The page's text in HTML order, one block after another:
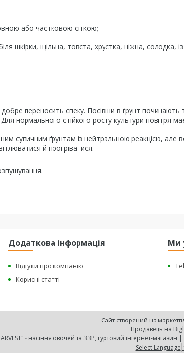
або частковою сіткою;
шкірки, щільна, товста, хрустка, ніжна, солодка,
переносить спеку. Посівши в ґрунт починають
нормального стійкого росту культури повітря
супичним ґрунтам із нейтральною реакцією, але
й прогріватися.
Додаткова інформація
Відгуки про компанію
Корисні статті
Ми
Сайт створений на
Продавець на
"BEST HARVEST" - насіння овочей та ЗЗР, гуртовий інтернет-магазин |
Select Language